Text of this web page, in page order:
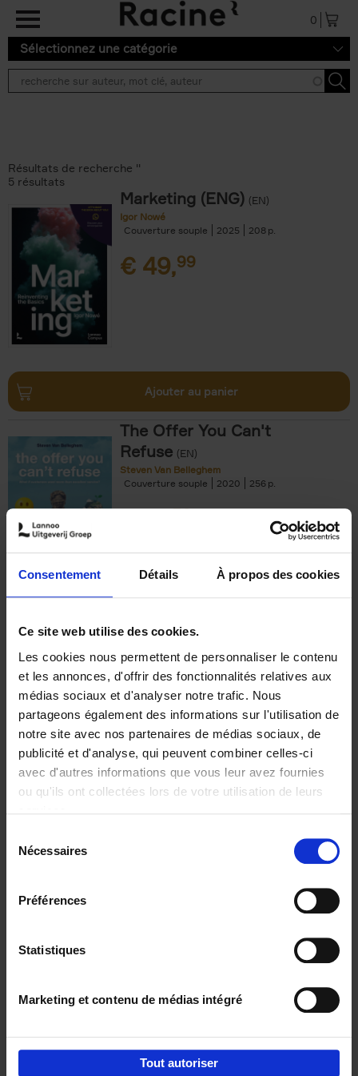
Consentement Détails À propos des cookies
Ce site web utilise des cookies.
Les cookies nous permettent de personnaliser le contenu
et les annonces, d'offrir des fonctionnalités relatives aux
médias sociaux et d'analyser notre trafic. Nous
partageons également des informations sur l'utilisation de
notre site avec nos partenaires de médias sociaux, de
publicité et d'analyse, qui peuvent combiner celles-ci
avec d'autres informations que vous leur avez fournies
ou qu'ils ont collectées lors de votre utilisation de leurs
Nécessaires
Préférences
Statistiques
Marketing et contenu de médias intégré
Tout autoriser
Aller au contenu principal
0
Sélectionnez une catégorie
Résultats de recherche ''
5 résultats
Marketing (ENG) (EN)
Igor Nowé
Couverture souple
2025 208
€ 49,99
Ajouter au panier
The Offer You Can't
Refuse (EN)
Steven Van Belleghem
Couverture souple
2020 256
€37,50
Building Bonds = Building
Business
Jochen Roef Jozefien De Feyter
Carolien Boom
Couverture souple
2025 200
€29,99
Digital marketing like a PRO -
completely revised edition (EN)